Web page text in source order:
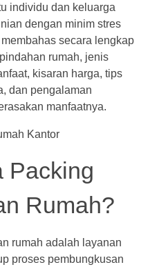
individu dan keluarga
dengan minim stres
secara lengkap
rumah, jenis
kisaran harga, tips
dan pengalaman
manfaatnya.
Packing
Rumah?
rumah adalah layanan
proses pembungkusan